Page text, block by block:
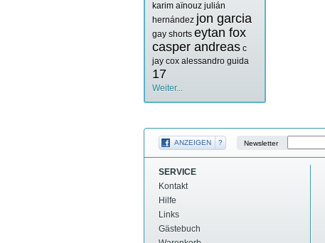
karim aïnouz julián
hernández jon garcia
gay shorts eytan fox
casper andreas c
jay cox alessandro guida
17
Weiter...
ANZEIGEN ? Newsletter
SERVICE
Kontakt
Hilfe
Links
Gästebuch